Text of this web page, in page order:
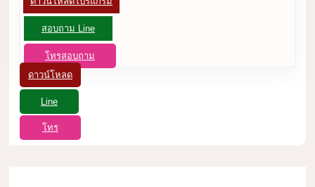
สอบถาม Line
โทรสอบถาม
ดาวน์โหลด
Line
โทร